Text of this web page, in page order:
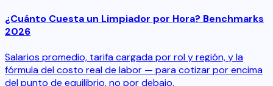
¿Cuánto Cuesta un Limpiador por Hora? Benchmarks
2026
Salarios promedio, tarifa cargada por rol y región, y la
fórmula del costo real de labor — para cotizar por encima
del punto de equilibrio, no por debajo.